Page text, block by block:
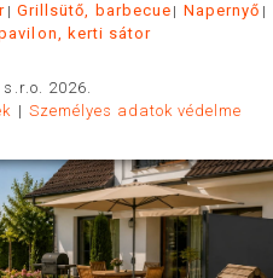
Grillsütő, barbecue
Napernyő
kerti sátor
2026.
Személyes adatok védelme